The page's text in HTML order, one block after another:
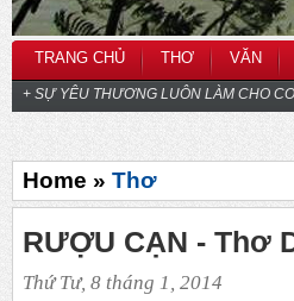
TRANG CHỦ THƠ VĂN
+ SỰ YÊU THƯƠNG LUÔN LÀM CHO
Home » Thơ
RƯỢU CẠN - Thơ
Thứ Tư, 8 tháng 1, 2014